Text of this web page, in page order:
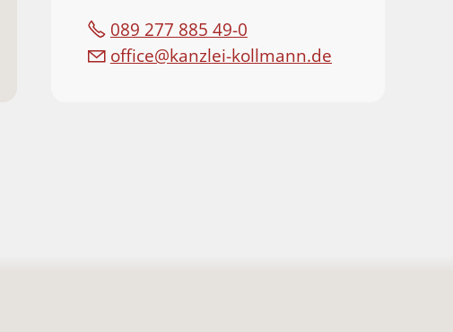
089 277 885 49-0
ff c k nzl -k llm nn d